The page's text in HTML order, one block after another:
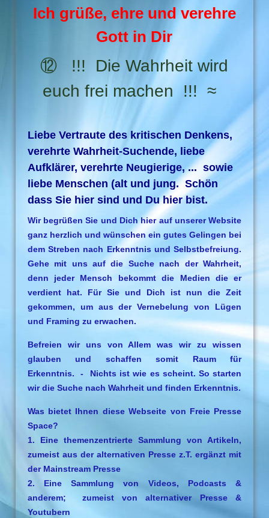
Ich grüße, ehre und verehre
Gott in Dir
⑫ !!! Die Wahrheit wird
euch frei machen !!! ≈
Liebe Vertraute des kritischen Denkens,
verehrte Wahrheit-Suchende, liebe
Aufklärer, verehrte Neugierige, ... sowie
liebe Menschen (alt und jung. Schön
dass Sie hier sind und Du hier bist.
Wir begrüßen Sie und Dich hier auf unserer Website
ganz herzlich und wünschen ein gutes Gelingen bei
dem Streben nach Erkenntnis und Selbstbefreiung.
Gehe mit uns auf die Suche nach der Wahrheit,
denn jeder Mensch bekommt die Medien die er
verdient hat. Für Sie und Dich ist nun die Zeit
gekommen, um aus der Vernebelung von Lügen
und Framing zu erwachen.
Befreien wir uns von Allem was wir zu wissen
glauben und schaffen somit Raum für
Erkenntnis. - Nichts ist wie es scheint. So starten
wir die Suche nach Wahrheit und finden Erkenntnis.
Was bietet Ihnen diese Webseite von Freie Presse
Space?
1. Eine themenzentrierte Sammlung von Artikeln,
zumeist aus der alternativen Presse z.T. ergänzt mit
der Mainstream Presse
2. Eine Sammlung von Videos, Podcasts &
anderem; zumeist von alternativer Presse &
Youtubern